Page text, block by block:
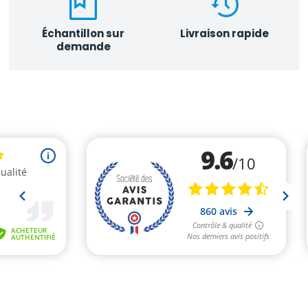
Échantillon sur
demande
Livraison rapide